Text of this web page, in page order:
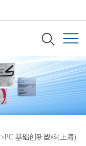
>PC 基础创新塑料(上海)